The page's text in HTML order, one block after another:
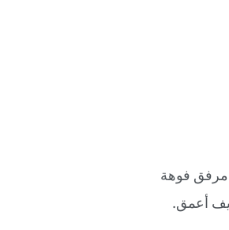
مرفق فوهة
أعمق.